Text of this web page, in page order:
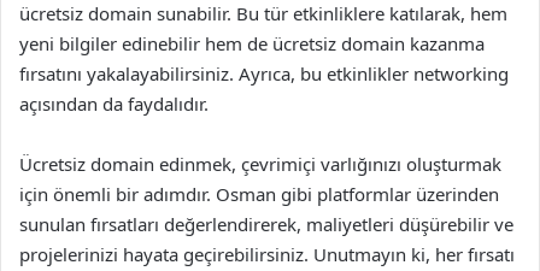
ücretsiz domain sunabilir. Bu tür etkinliklere katılarak, hem
yeni bilgiler edinebilir hem de ücretsiz domain kazanma
fırsatını yakalayabilirsiniz. Ayrıca, bu etkinlikler networking
açısından da faydalıdır.
Ücretsiz domain edinmek, çevrimiçi varlığınızı oluşturmak
için önemli bir adımdır. Osman gibi platformlar üzerinden
sunulan fırsatları değerlendirerek, maliyetleri düşürebilir ve
projelerinizi hayata geçirebilirsiniz. Unutmayın ki, her fırsatı